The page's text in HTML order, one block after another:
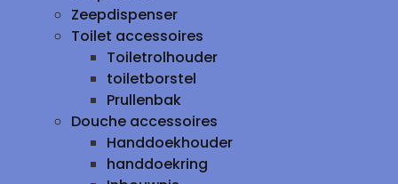
Zeepdispenser
Toilet accessoires
Toiletrolhouder
toiletborstel
Prullenbak
Douche accessoires
Handdoekhouder
handdoekring